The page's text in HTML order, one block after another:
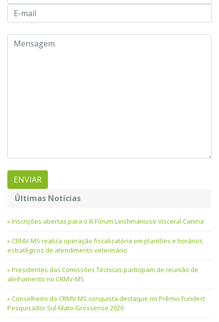
Últimas Notícias
Inscrições abertas para o III Fórum Leishmaniose Visceral Canina
CRMV-MS realiza operação fiscalizatória em plantões e horários
estratégicos de atendimento veterinário
Presidentes das Comissões Técnicas participam de reunião de
alinhamento no CRMV-MS
Conselheiro do CRMV-MS conquista destaque no Prêmio Fundect
Pesquisador Sul-Mato-Grossense 2026